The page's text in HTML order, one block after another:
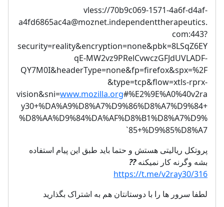
vless://70b9c069-1571-4a6f-d4af-
a4fd6865ac4a@moznet.independenttherapeutics.
com:443?
security=reality&encryption=none&pbk=8LSqZ6EY
qE-MW2vz9PRelCvwczGFJdUVLADF-
QY7M0I&headerType=none&fp=firefox&spx=%2F
&type=tcp&flow=xtls-rprx-
vision&sni=www.mozilla.org#%E2%9E%A0%40v2ra
y30+%DA%A9%D8%A7%D9%86%D8%A7%D9%84+
%D8%AA%D9%84%DA%AF%D8%B1%D8%A7%D9%
85+%D9%85%D8%A7`
پروتکل ریالیتی هستش و حتما باید طبق این پیام استفاده
بشه وگرنه کار نمیکنه??
https://t.me/v2ray30/316
لطفا سرور ها را با دوستانتان هم به اشتراک بگذارید